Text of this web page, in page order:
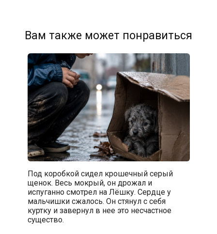
Вам также может понравиться
Под коробкой сидел крошечный серый
щенок. Весь мокрый, он дрожал и
испуганно смотрел на Лёшку. Сердце у
мальчишки сжалось. Он стянул с себя
куртку и завернул в нее это несчастное
существо.